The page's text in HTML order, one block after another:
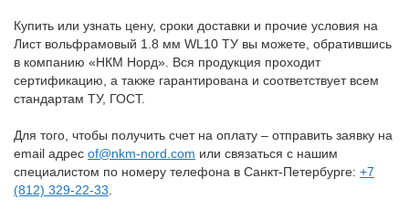
Купить или узнать цену, сроки доставки и прочие условия на
Лист вольфрамовый 1.8 мм WL10 ТУ вы можете, обратившись
в компанию «НКМ Норд». Вся продукция проходит
сертификацию, а также гарантирована и соответствует всем
стандартам ТУ, ГОСТ.
Для того, чтобы получить счет на оплату – отправить заявку на
email адрес of@nkm-nord.com или связаться с нашим
специалистом по номеру телефона в Санкт-Петербурге: +7
(812) 329-22-33